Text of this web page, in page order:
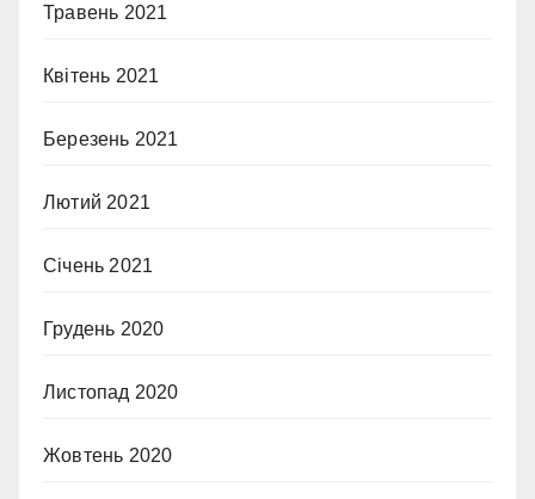
Травень 2021
Квітень 2021
Березень 2021
Лютий 2021
Січень 2021
Грудень 2020
Листопад 2020
Жовтень 2020